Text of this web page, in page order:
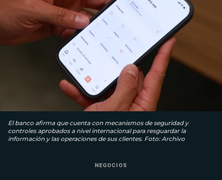
El banco afirma que cuenta con mecanismos de seguridad y
controles aprobados a nivel internacional para resguardar la
información y las operaciones de sus clientes. Foto: Archivo
NEGOCIOS